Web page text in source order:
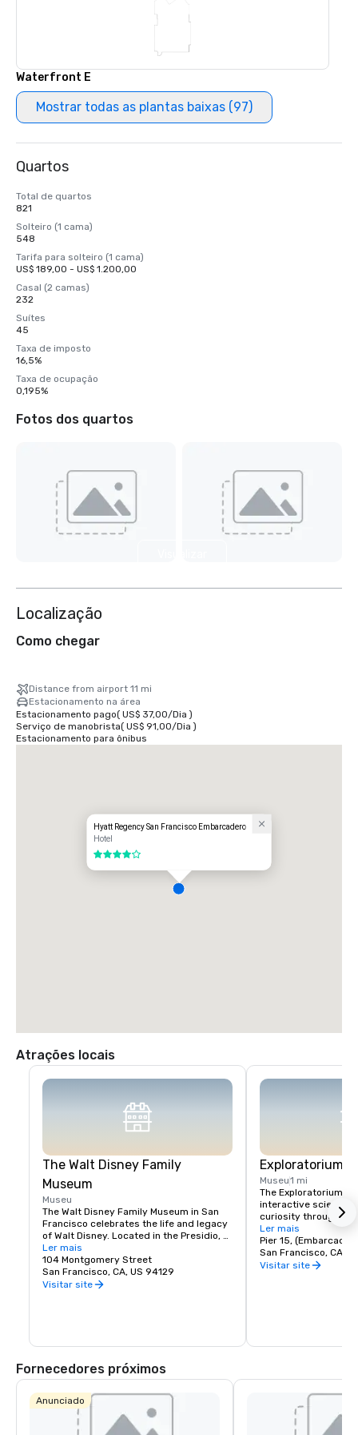
Waterfront E
Mostrar todas as plantas baixas (97)
Quartos
Total de quartos
821
Solteiro (1 cama)
548
Tarifa para solteiro (1 cama)
US$ 189,00 - US$ 1.200,00
Casal (2 camas)
232
Suítes
45
Taxa de imposto
16,5%
Taxa de ocupação
0,195%
Fotos dos quartos
Localização
Como chegar
Distance from airport 11 mi
Estacionamento na área
Estacionamento pago( US$ 37,00/Dia )
Serviço de manobrista( US$ 91,00/Dia )
Estacionamento para ônibus
Hyatt Regency San Francisco Embarcadero
Hotel
4 de 5
Atrações locais
The Walt Disney Family
Museum
Museu
The Walt Disney Family Museum in San
Francisco celebrates the life and legacy
of Walt Disney. Located in the Presidio,
the museum showcases ten galleries
featuring original artwork, early
animation sketches, and interactive
exhibits. Highlights include a replica of
look into the creativity behind Disney's
Ler mais
104 Montgomery Street
San Francisco, CA, US 94129
Visitar site
Exploratorium
Museu1 mi
The Exploratorium in
interactive science
curiosity through
Located at Pier 15,
exhibits where
science, art, and
From creating
Ler mais
Pier 15,
San Francisco, CA,
Visitar site
Fornecedores próximos
Anunciado